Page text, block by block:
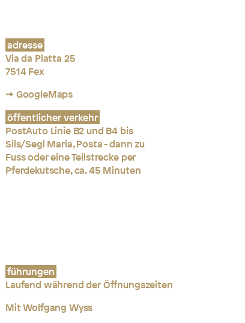
adresse
Via da Platta 25
7514 Fex
→ GoogleMaps
öffentlicher verkehr
PostAuto Linie B2 und B4 bis
Sils/Segl Maria, Posta - dann zu
Fuss oder eine Teilstrecke per
Pferdekutsche, ca. 45 Minuten
führungen
Laufend während der Öffnungszeiten
Mit Wolfgang Wyss